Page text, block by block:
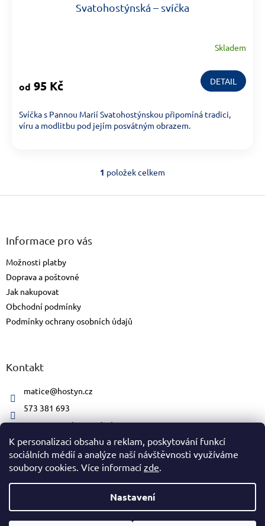
K personalizaci obsahu a reklam, poskytování funkcí
sociálních médií a analýze naší návštěvnosti využíváme
soubory cookies. Více informací zde.
Nastavení
Svatohostýnská – svíčka
Skladem
od 95 Kč DETAIL
Svíčka s Pannou Marií Svatohostýnskou připomíná tradici,
víru a modlitbu pod jejím posvátným obrazem.
Ovládací prvky výpisu
1 položek celkem
Informace pro vás
Možnosti platby
Doprava a poštovné
Jak nakupovat
Obchodní podmínky
Podmínky ochrany osobních údajů
Kontakt
matice@hostyn.cz
573 381 693
matice.svatohostynska/#